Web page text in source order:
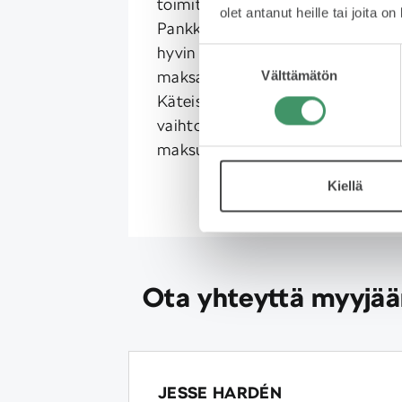
olet antanut heille tai joita
valinta
Välttämätön
Kiellä
toimituksen yhteydessä.
Pankkikortti ja tilisiirto toimivat
hyvin maksutapana. Autoa ei voi
maksaa luottokortilla.
Käteismaksu on selkeä ja nopea
vaihtoehto, kun haluat hoitaa
maksun kerralla pois.
Ota yhteyttä
JESSE HARDÉN